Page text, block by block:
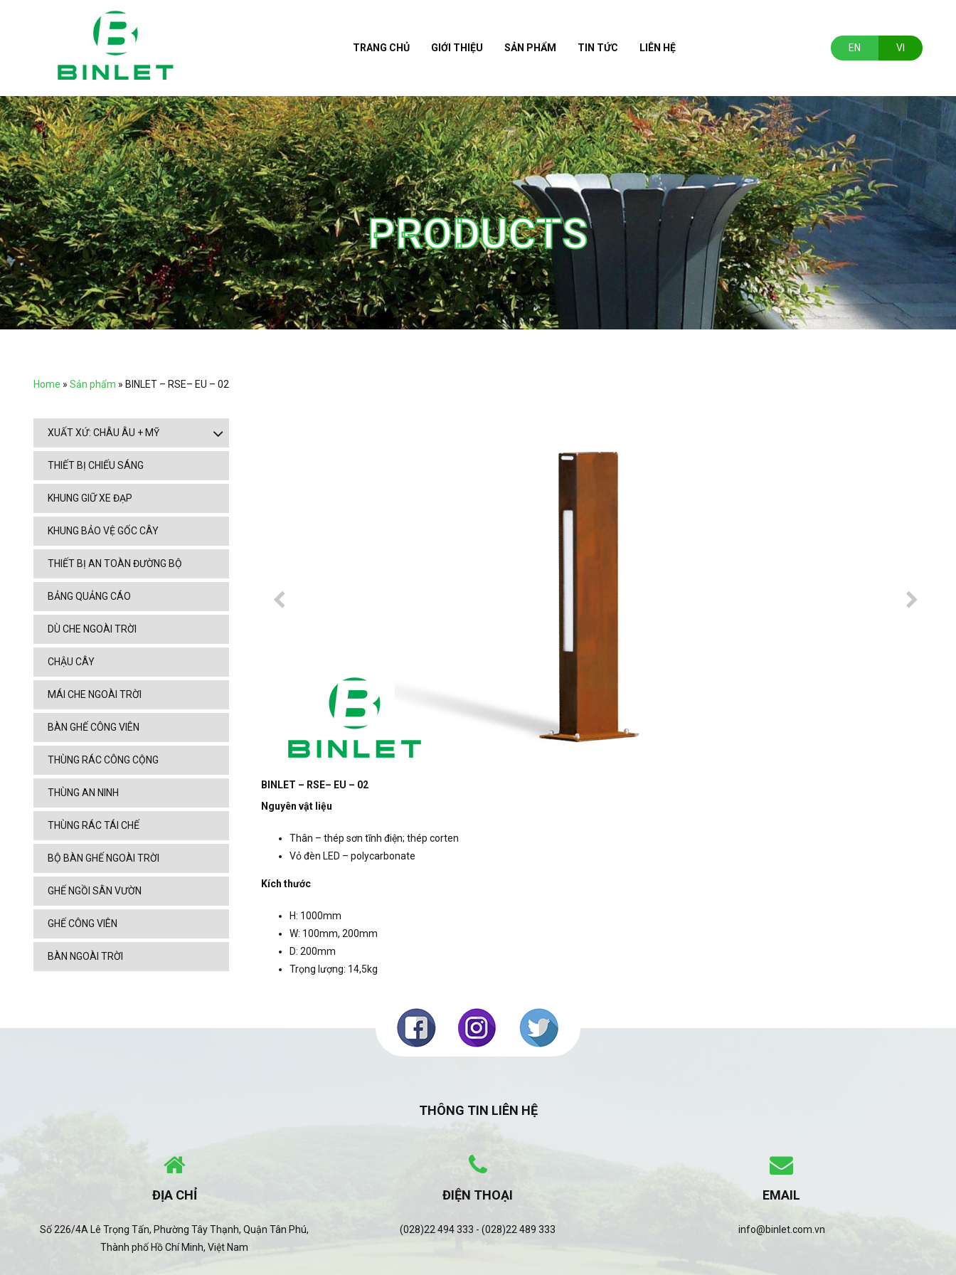
TRANG CHỦ GIỚI THIỆU SẢN PHẨM TIN TỨC LIÊN HỆ EN VI
PRODUCTS
Home » Sản phẩm » BINLET – RSE– EU – 02
BINLET – RSE– EU – 02
Nguyên vật liệu
Thân – thép sơn tĩnh điện; thép corten
Vỏ đèn LED – polycarbonate
Kích thước
H: 1000mm
W: 100mm, 200mm
D: 200mm
Trọng lượng: 14,5kg
XUẤT XỨ: CHÂU ÂU + MỸ
THIẾT BỊ CHIẾU SÁNG
KHUNG GIỮ XE ĐẠP
KHUNG BẢO VỆ GỐC CÂY
THIẾT BỊ AN TOÀN ĐƯỜNG BỘ
BẢNG QUẢNG CÁO
DÙ CHE NGOÀI TRỜI
CHẬU CÂY
MÁI CHE NGOÀI TRỜI
BÀN GHẾ CÔNG VIÊN
THÙNG RÁC CÔNG CỘNG
THÙNG AN NINH
THÙNG RÁC TÁI CHẾ
BỘ BÀN GHẾ NGOÀI TRỜI
GHẾ NGỒI SÂN VƯỜN
GHẾ CÔNG VIÊN
BÀN NGOÀI TRỜI
THÔNG TIN LIÊN HỆ
ĐỊA CHỈ
Số 226/4A Lê Trọng Tấn, Phường Tây Thạnh, Quận Tân Phú,
Thành phố Hồ Chí Minh, Việt Nam
ĐIỆN THOẠI
(028)22 494 333 - (028)22 489 333
EMAIL
info@binlet.com.vn